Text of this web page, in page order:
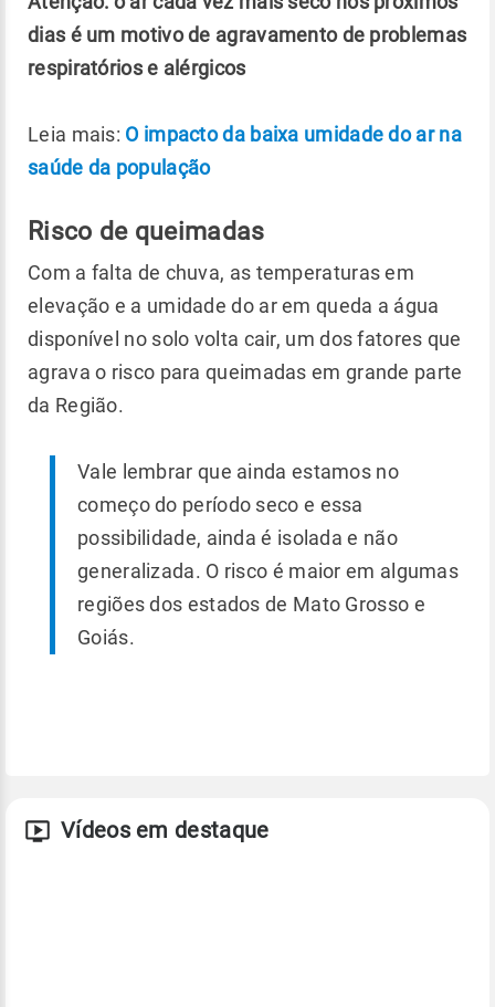
dias é um motivo de agravamento de problemas
respiratórios e alérgicos
Leia mais: O impacto da baixa umidade do ar na
saúde da população
Risco de queimadas
Com a falta de chuva, as temperaturas em
elevação e a umidade do ar em queda a água
disponível no solo volta cair, um dos fatores que
agrava o risco para queimadas em grande parte
da Região.
Vale lembrar que ainda estamos no
começo do período seco e essa
possibilidade, ainda é isolada e não
generalizada. O risco é maior em algumas
regiões dos estados de Mato Grosso e
Goiás.
Vídeos em destaque